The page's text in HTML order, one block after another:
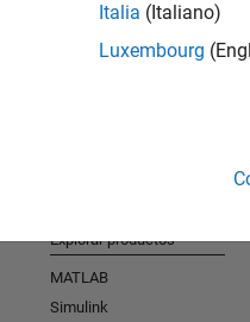
Italia (Italiano)
Luxembourg
Explorar productos
MATLAB
Simulink